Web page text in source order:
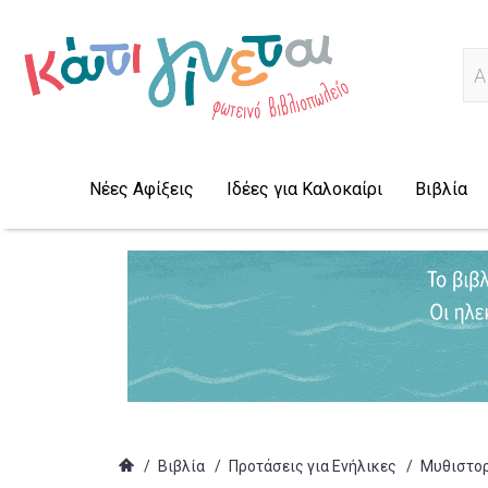
Νέες Αφίξεις Ιδέες για Καλοκαίρι Βιβλία
/ Βιβλία / Προτάσεις για Ενήλικες /